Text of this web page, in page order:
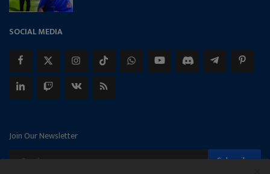
SOCIAL MEDIA
Join Our Newsletter
Subscribe